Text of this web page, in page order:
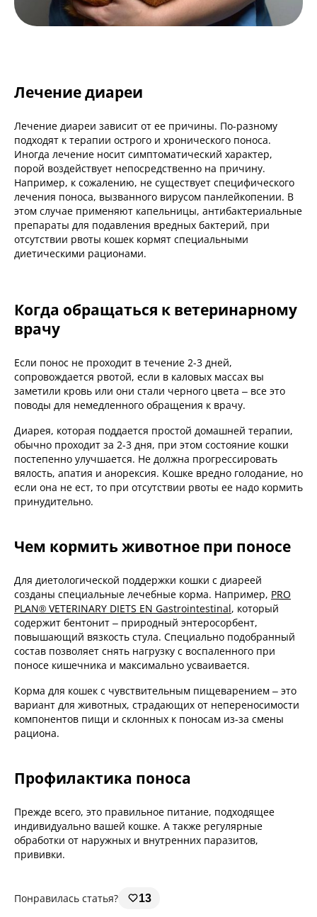
Лечение диареи
Лечение диареи зависит от ее причины. По-разному
подходят к терапии острого и хронического поноса.
Иногда лечение носит симптоматический характер,
порой воздействует непосредственно на причину.
Например, к сожалению, не существует специфического
лечения поноса, вызванного вирусом панлейкопении. В
этом случае применяют капельницы, антибактериальные
препараты для подавления вредных бактерий, при
отсутствии рвоты кошек кормят специальными
диетическими рационами.
Когда обращаться к ветеринарному
врачу
Если понос не проходит в течение 2-3 дней,
сопровождается рвотой, если в каловых массах вы
заметили кровь или они стали черного цвета – все это
поводы для немедленного обращения к врачу.
Диарея, которая поддается простой домашней терапии,
обычно проходит за 2-3 дня, при этом состояние кошки
постепенно улучшается. Не должна прогрессировать
вялость, апатия и анорексия. Кошке вредно голодание, но
если она не ест, то при отсутствии рвоты ее надо кормить
принудительно.
Чем кормить животное при поносе
Для диетологической поддержки кошки с диареей
созданы специальные лечебные корма. Например, PRO
PLAN® VETERINARY DIETS EN Gastrointestinal, который
содержит бентонит – природный энтеросорбент,
повышающий вязкость стула. Специально подобранный
состав позволяет снять нагрузку с воспаленного при
поносе кишечника и максимально усваивается.
Корма для кошек с чувствительным пищеварением – это
вариант для животных, страдающих от непереносимости
компонентов пищи и склонных к поносам из-за смены
рациона.
Профилактика поноса
Прежде всего, это правильное питание, подходящее
индивидуально вашей кошке. А также регулярные
обработки от наружных и внутренних паразитов,
прививки.
Понравилась статья? 13